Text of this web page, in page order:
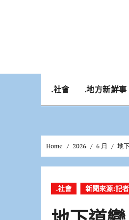
.社會 .地方新鮮事
Home 2026 6 月 地
.社會 新聞來源:記